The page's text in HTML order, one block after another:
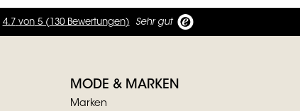
4.7 von5 ( 130 Bewertungen) Sehr gut
MODE & MARKEN
Marken